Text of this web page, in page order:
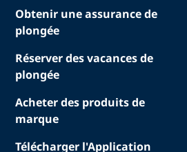
Obtenir une assurance de
plongée
Réserver des vacances de
plongée
Acheter des produits de
marque
Télécharger l'Application